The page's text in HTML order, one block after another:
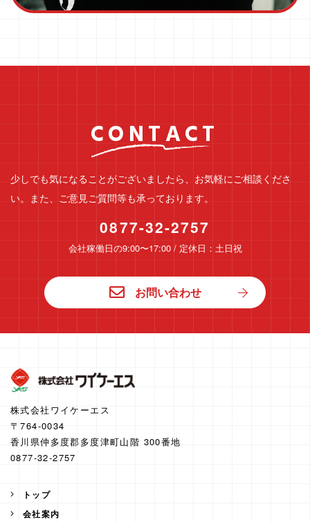
CONTACT
少しでも気になることがございましたら、お気軽にご相談くださ
い。
また、ご意見ご質問等も承っております。
0877-32-2757
会社稼働日の9:00〜17:00 / 定休日：土日祝
お問い合わせ
株式会社ワイケーエス
〒764-0034
香川県仲多度郡多度津町山階 300番地
0877-32-2757
トップ
会社案内